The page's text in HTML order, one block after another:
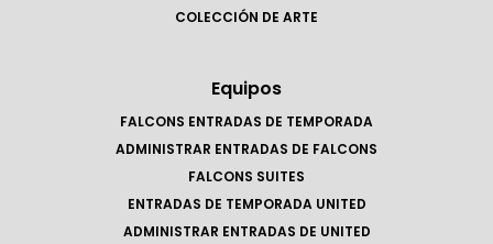
COLECCIÓN DE ARTE
Equipos
FALCONS ENTRADAS DE TEMPORADA
ADMINISTRAR ENTRADAS DE FALCONS
FALCONS SUITES
ENTRADAS DE TEMPORADA UNITED
ADMINISTRAR ENTRADAS DE UNITED